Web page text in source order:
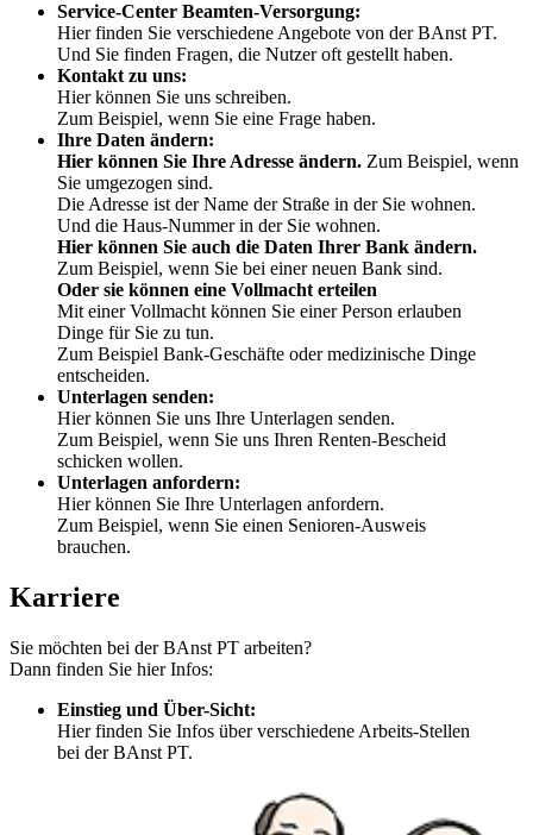
Service-Center Beamten-Versorgung:
Hier finden Sie verschiedene Angebote von der BAnst PT.
Und Sie finden Fragen, die Nutzer oft gestellt haben.
Kontakt zu uns:
Hier können Sie uns schreiben.
Zum Beispiel, wenn Sie eine Frage haben.
Ihre Daten ändern:
Hier können Sie Ihre Adresse ändern. Zum Beispiel, wenn
Sie umgezogen sind.
Die Adresse ist der Name der Straße in der Sie wohnen.
Und die Haus-Nummer in der Sie wohnen.
Hier können Sie auch die Daten Ihrer Bank ändern.
Zum Beispiel, wenn Sie bei einer neuen Bank sind.
Oder sie können eine Vollmacht erteilen
Mit einer Vollmacht können Sie einer Person erlauben
Dinge für Sie zu tun.
Zum Beispiel Bank-Geschäfte oder medizinische Dinge
entscheiden.
Unterlagen senden:
Hier können Sie uns Ihre Unterlagen senden.
Zum Beispiel, wenn Sie uns Ihren Renten-Bescheid
schicken wollen.
Unterlagen anfordern:
Hier können Sie Ihre Unterlagen anfordern.
Zum Beispiel, wenn Sie einen Senioren-Ausweis
brauchen.
Karriere
Sie möchten bei der BAnst PT arbeiten?
Dann finden Sie hier Infos:
Einstieg und Über-Sicht:
Hier finden Sie Infos über verschiedene Arbeits-Stellen
bei der BAnst PT.